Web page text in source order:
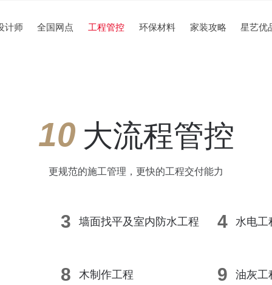
计师 全国网点 工程管控 环保材料 家装攻略 星艺优
10 大流程管控
更规范的施工管理，更快的工程交付能力
3 墙面找平及室内防水工程 4 水电工
8 木制作工程 9 油灰工